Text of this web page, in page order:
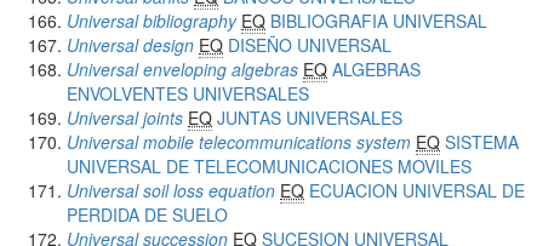
Universal bibliography EQ BIBLIOGRAFIA UNIVERSAL
Universal design EQ DISEÑO UNIVERSAL
Universal enveloping algebras EQ ALGEBRAS
ENVOLVENTES UNIVERSALES
Universal joints EQ JUNTAS UNIVERSALES
Universal mobile telecommunications system EQ SISTEMA
UNIVERSAL DE TELECOMUNICACIONES MOVILES
Universal soil loss equation EQ ECUACION UNIVERSAL DE
PERDIDA DE SUELO
Universal succession EQ SUCESION UNIVERSAL